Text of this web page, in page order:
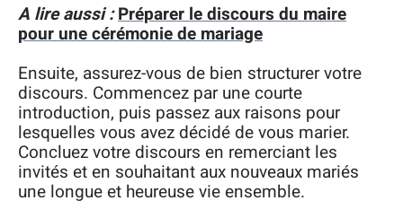
A lire aussi : Préparer le discours du maire
pour une cérémonie de mariage
Ensuite, assurez-vous de bien structurer votre
discours. Commencez par une courte
introduction, puis passez aux raisons pour
lesquelles vous avez décidé de vous marier.
Concluez votre discours en remerciant les
invités et en souhaitant aux nouveaux mariés
une longue et heureuse vie ensemble.